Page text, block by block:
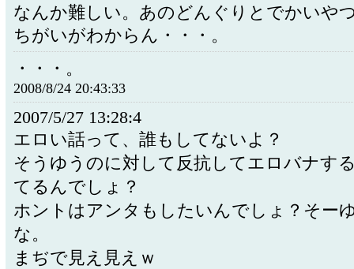
なんか難しい。あのどんぐりとでかいや
ちがいがわからん・・・。
・・・。
2008/8/24 20:43:33
2007/5/27 13:28:4
エロい話って、誰もしてないよ？
そうゆうのに対して反抗してエロバナす
てるんでしょ？
ホントはアンタもしたいんでしょ？そー
な。
まぢで見え見えｗ